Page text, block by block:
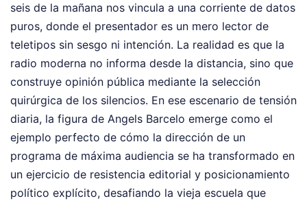
seis de la mañana nos vincula a una corriente de datos
puros, donde el presentador es un mero lector de
teletipos sin sesgo ni intención. La realidad es que la
radio moderna no informa desde la distancia, sino que
construye opinión pública mediante la selección
quirúrgica de los silencios. En ese escenario de tensión
diaria, la figura de Angels Barcelo emerge como el
ejemplo perfecto de cómo la dirección de un
programa de máxima audiencia se ha transformado en
un ejercicio de resistencia editorial y posicionamiento
político explícito, desafiando la vieja escuela que